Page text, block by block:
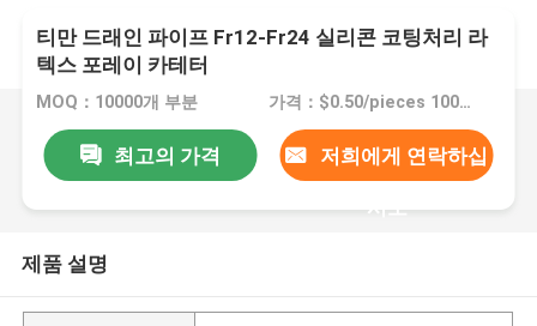
티만 드래인 파이프 Fr12-Fr24 실리콘 코팅처리 라
텍스 포레이 카테터
MOQ：10000개 부분 가격：$0.50/pieces 10000-49999 pieces
최고의 가격 저희에게 연락하십
시오
제품 설명